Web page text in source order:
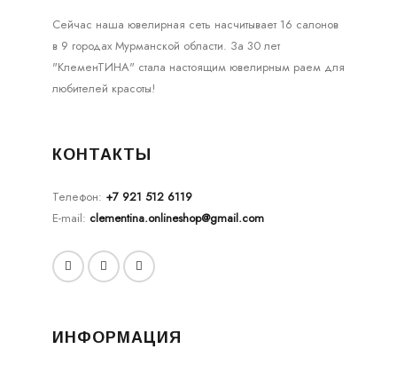
Сейчас наша ювелирная сеть насчитывает 16 салонов
в 9 городах Мурманской области. За 30 лет
"КлеменТИНА" стала настоящим ювелирным раем для
любителей красоты!
КОНТАКТЫ
Телефон: +7 921 512 6119
E-mail: clementina.onlineshop@gmail.com
ИНФОРМАЦИЯ